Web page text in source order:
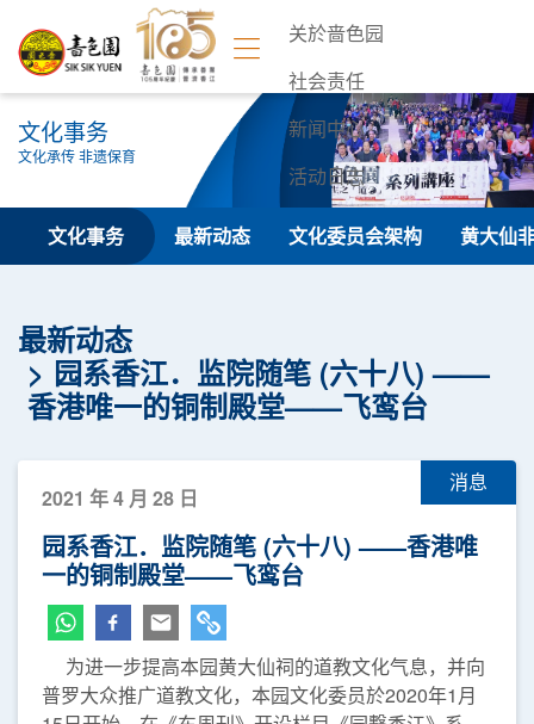
关於啬色园
社会责任
新闻中心
活动日志
联络我们
文化事务
文化承传 非遗保育
文化事务 最新动态 文化委员会架构 黄大仙
最新动态
园系香江．监院随笔 (六十八) ——
香港唯一的铜制殿堂——飞鸾台
消息
2021 年 4 月 28 日
园系香江．监院随笔 (六十八) ——香港唯
一的铜制殿堂——飞鸾台
为进一步提高本园黄大仙祠的道教文化气息，并向
普罗大众推广道教文化，本园文化委员於2020年1月